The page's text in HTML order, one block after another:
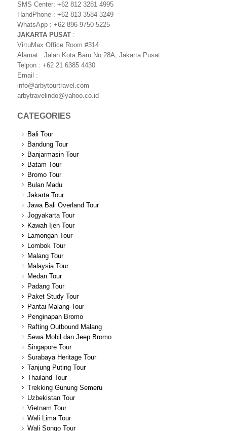
SMS Center: +62 812 3281 4995
HandPhone : +62 813 3584 3249
WhatsApp : +62 896 9750 5225
JAKARTA PUSAT :
VirtuMax Office Room #314
Alamat : Jalan Kota Baru No 28A, Jakarta Pusat
Telpon : +62 21 6385 4430
Email :
info@arbytourtravel.com
arbytravelindo@yahoo.co.id
CATEGORIES
Bali Tour
Bandung Tour
Banjarmasin Tour
Batam Tour
Bromo Tour
Bulan Madu
Jakarta Tour
Jawa Bali Overland Tour
Jogyakarta Tour
Kawah Ijen Tour
Lamongan Tour
Lombok Tour
Malang Tour
Malaysia Tour
Medan Tour
Padang Tour
Paket Study Tour
Pantai Malang Tour
Penginapan Bromo
Rafting Outbound Malang
Sewa Mobil dan Jeep Bromo
Singapore Tour
Surabaya Heritage Tour
Tanjung Puting Tour
Thailand Tour
Trekking Gunung Semeru
Uzbekistan Tour
Vietnam Tour
Wali Lima Tour
Wali Songo Tour